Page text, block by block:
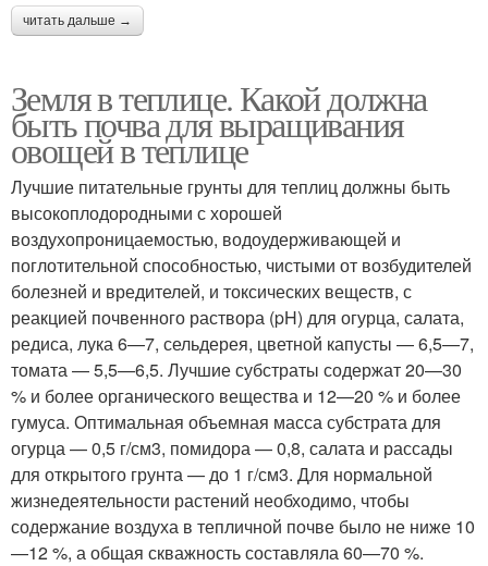
читать дальше →
Земля в теплице. Какой должна
быть почва для выращивания
овощей в теплице
Лучшие питательные грунты для теплиц должны быть
высокоплодородными с хорошей
воздухопроницаемостью, водоудерживающей и
поглотительной способностью, чистыми от возбудителей
болезней и вредителей, и токсических веществ, с
реакцией почвенного раствора (pH) для огурца, салата,
редиса, лука 6—7, сельдерея, цветной капусты — 6,5—7,
томата — 5,5—6,5. Лучшие субстраты содержат 20—30
% и более органического вещества и 12—20 % и более
гумуса. Оптимальная объемная масса субстрата для
огурца — 0,5 г/см3, помидора — 0,8, салата и рассады
для открытого грунта — до 1 г/см3. Для нормальной
жизнедеятельности растений необходимо, чтобы
содержание воздуха в тепличной почве было не ниже 10
—12 %, а общая скважность составляла 60—70 %.